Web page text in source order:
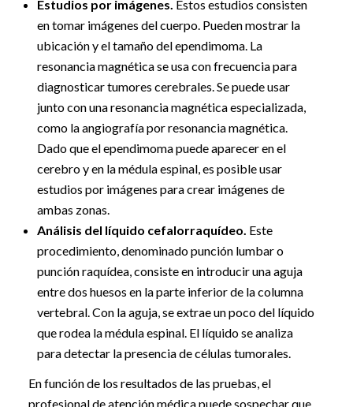
Estudios por imágenes. Estos estudios consisten
en tomar imágenes del cuerpo. Pueden mostrar la
ubicación y el tamaño del ependimoma. La
resonancia magnética se usa con frecuencia para
diagnosticar tumores cerebrales. Se puede usar
junto con una resonancia magnética especializada,
como la angiografía por resonancia magnética.
Dado que el ependimoma puede aparecer en el
cerebro y en la médula espinal, es posible usar
estudios por imágenes para crear imágenes de
ambas zonas.
Análisis del líquido cefalorraquídeo. Este
procedimiento, denominado punción lumbar o
punción raquídea, consiste en introducir una aguja
entre dos huesos en la parte inferior de la columna
vertebral. Con la aguja, se extrae un poco del líquido
que rodea la médula espinal. El líquido se analiza
para detectar la presencia de células tumorales.
En función de los resultados de las pruebas, el
profesional de atención médica puede sospechar que